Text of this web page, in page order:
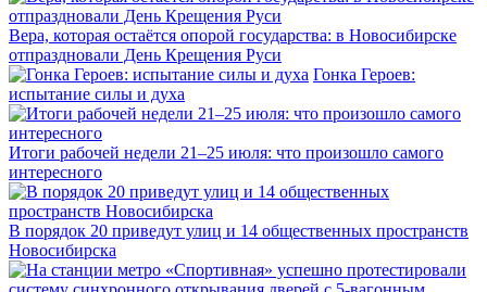
Вера, которая остаётся опорой государства: в Новосибирске
отпраздновали День Крещения Руси
Гонка Героев:
испытание силы и духа
Итоги рабочей недели 21–25 июля: что произошло самого
интересного
В порядок 20 приведут улиц и 14 общественных пространств
Новосибирска